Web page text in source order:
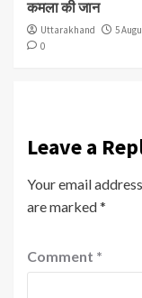
कमला की जान
Uttarakhand
5
0
Leave a
Your email
are marked*
Comment *